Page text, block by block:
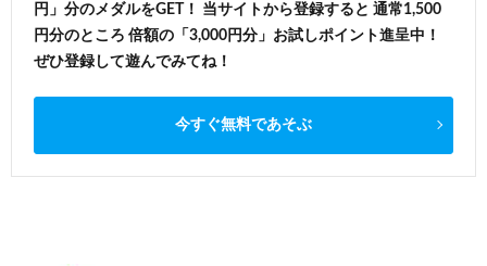
円」分のメダルをGET！ 当サイトから登録すると 通常1,500
円分のところ 倍額の「3,000円分」お試しポイント進呈中！
ぜひ登録して遊んでみてね！
今すぐ無料であそぶ